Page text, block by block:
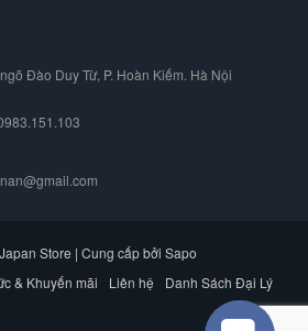
Đào Duy Từ, P. Hoàn Kiếm. Hà Nội
Store | Cung cấp bởi Sapo
& Khuyến mãi Liên hệ
Danh Sách Đại Lý